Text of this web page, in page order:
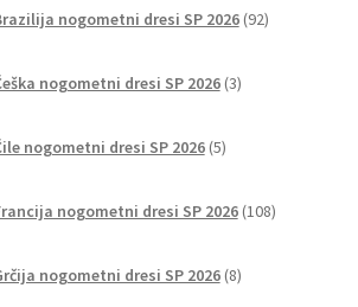
nogometni dresi SP 2026 92izdelkov
nogometni dresi SP 2026 3izdelki
nogometni dresi SP 2026 5izdelkov
nogometni dresi SP 2026 108izdelkov
nogometni dresi SP 2026 8izdelkov